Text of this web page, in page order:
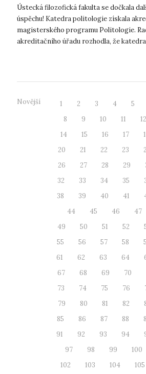
Ústecká filozofická fakulta se dočkala
úspěchu! Katedra politologie získala
magisterského programu Politologie.
akreditačního úřadu rozhodla, že
Novější 1 2 3 4 5
8
9 10 11 12
14
15 16 17
20
21 22 23
26
27 28 29
32
33 34 35
38
39 40 41
44
45 46 47
49
50 51 52
55
56 57 58
61
62 63 64
67
68 69 70
73
74 75 76
79
80 81 82
85
86 87 88
91
92 93 94
97
98 99 100
102
103 104 105